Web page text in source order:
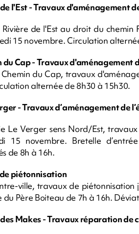
l'Est - Travaux d'aménagement
de l'Est au droit du
15 novembre. Circulation
du Cap - Travaux d'aménagement
du Cap, travaux
alternée de 8h30 à 15h30.
- Travaux d’aménagement de
Le Verger sens Nord/Est,
15 novembre. Bretelle
de 8h à 16h.
piétonnisation
ville, travaux de
du Père Boiteau de 7h à 16h.
Makes - Travaux réparation de